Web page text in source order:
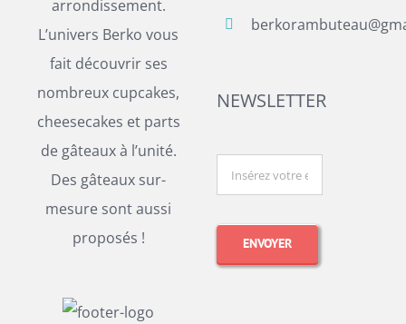
arrondissement.
L’univers Berko vous
fait découvrir ses
nombreux cupcakes,
cheesecakes et parts
de gâteaux à l’unité.
Des gâteaux sur-
mesure sont aussi
proposés !
NEWSLETTER